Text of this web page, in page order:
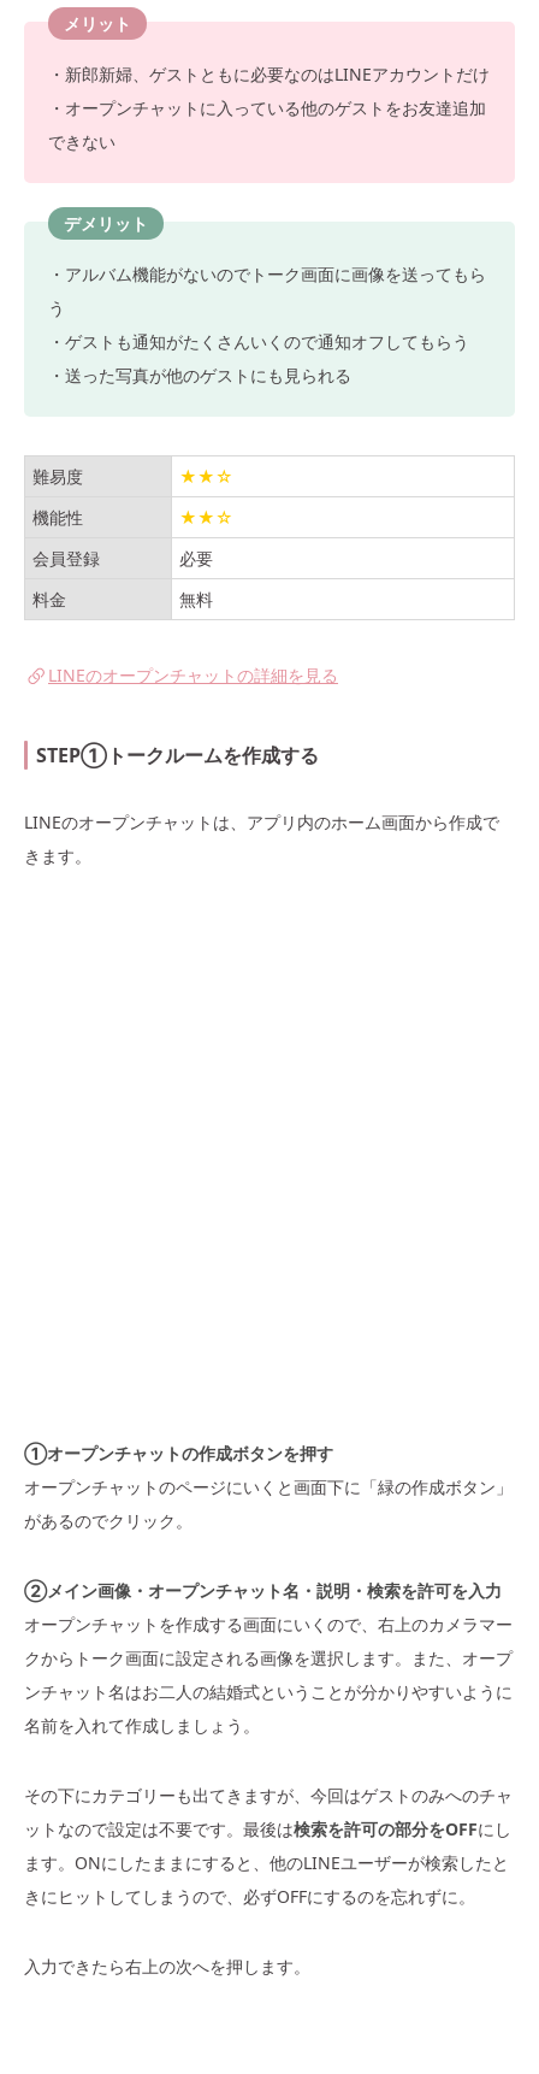
メリット
・新郎新婦、ゲストともに必要なのはLINEアカウントだけ
・オープンチャットに入っている他のゲストをお友達追加
できない
デメリット
・アルバム機能がないのでトーク画面に画像を送ってもら
う
・ゲストも通知がたくさんいくので通知オフしてもらう
・送った写真が他のゲストにも見られる
難易度
★★☆
機能性
★★☆
会員登録
必要
料金
無料
LINEのオープンチャットの詳細を見る
STEP①トークルームを作成する
LINEのオープンチャットは、アプリ内のホーム画面から作成で
きます。
①オープンチャットの作成ボタンを押す
オープンチャットのページにいくと画面下に「緑の作成ボタン」
があるのでクリック。
②メイン画像・オープンチャット名・説明・検索を許可を入力
オープンチャットを作成する画面にいくので、右上のカメラマー
クからトーク画面に設定される画像を選択します。また、オープ
ンチャット名はお二人の結婚式ということが分かりやすいように
名前を入れて作成しましょう。
その下にカテゴリーも出てきますが、今回はゲストのみへのチャ
ットなので設定は不要です。最後は検索を許可の部分をOFFにし
ます。ONにしたままにすると、他のLINEユーザーが検索したと
きにヒットしてしまうので、必ずOFFにするのを忘れずに。
入力できたら右上の次へを押します。